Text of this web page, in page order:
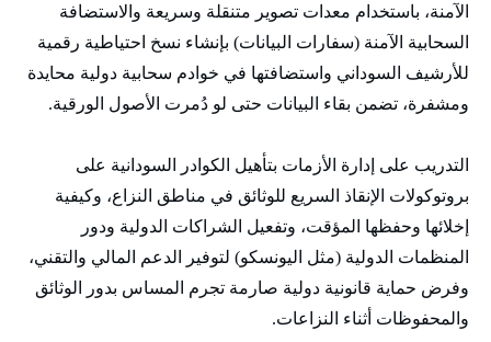
الآمنة، باستخدام معدات تصوير متنقلة وسريعة والاستضافة
السحابية الآمنة (سفارات البيانات) بإنشاء نسخ احتياطية رقمية
للأرشيف السوداني واستضافتها في خوادم سحابية دولية محايدة
ومشفرة، تضمن بقاء البيانات حتى لو دُمرت الأصول الورقية.
التدريب على إدارة الأزمات بتأهيل الكوادر السودانية على
بروتوكولات الإنقاذ السريع للوثائق في مناطق النزاع، وكيفية
إخلائها وحفظها المؤقت، وتفعيل الشراكات الدولية ودور
المنظمات الدولية (مثل اليونسكو) لتوفير الدعم المالي والتقني،
وفرض حماية قانونية دولية صارمة تجرم المساس بدور الوثائق
والمحفوظات أثناء النزاعات.